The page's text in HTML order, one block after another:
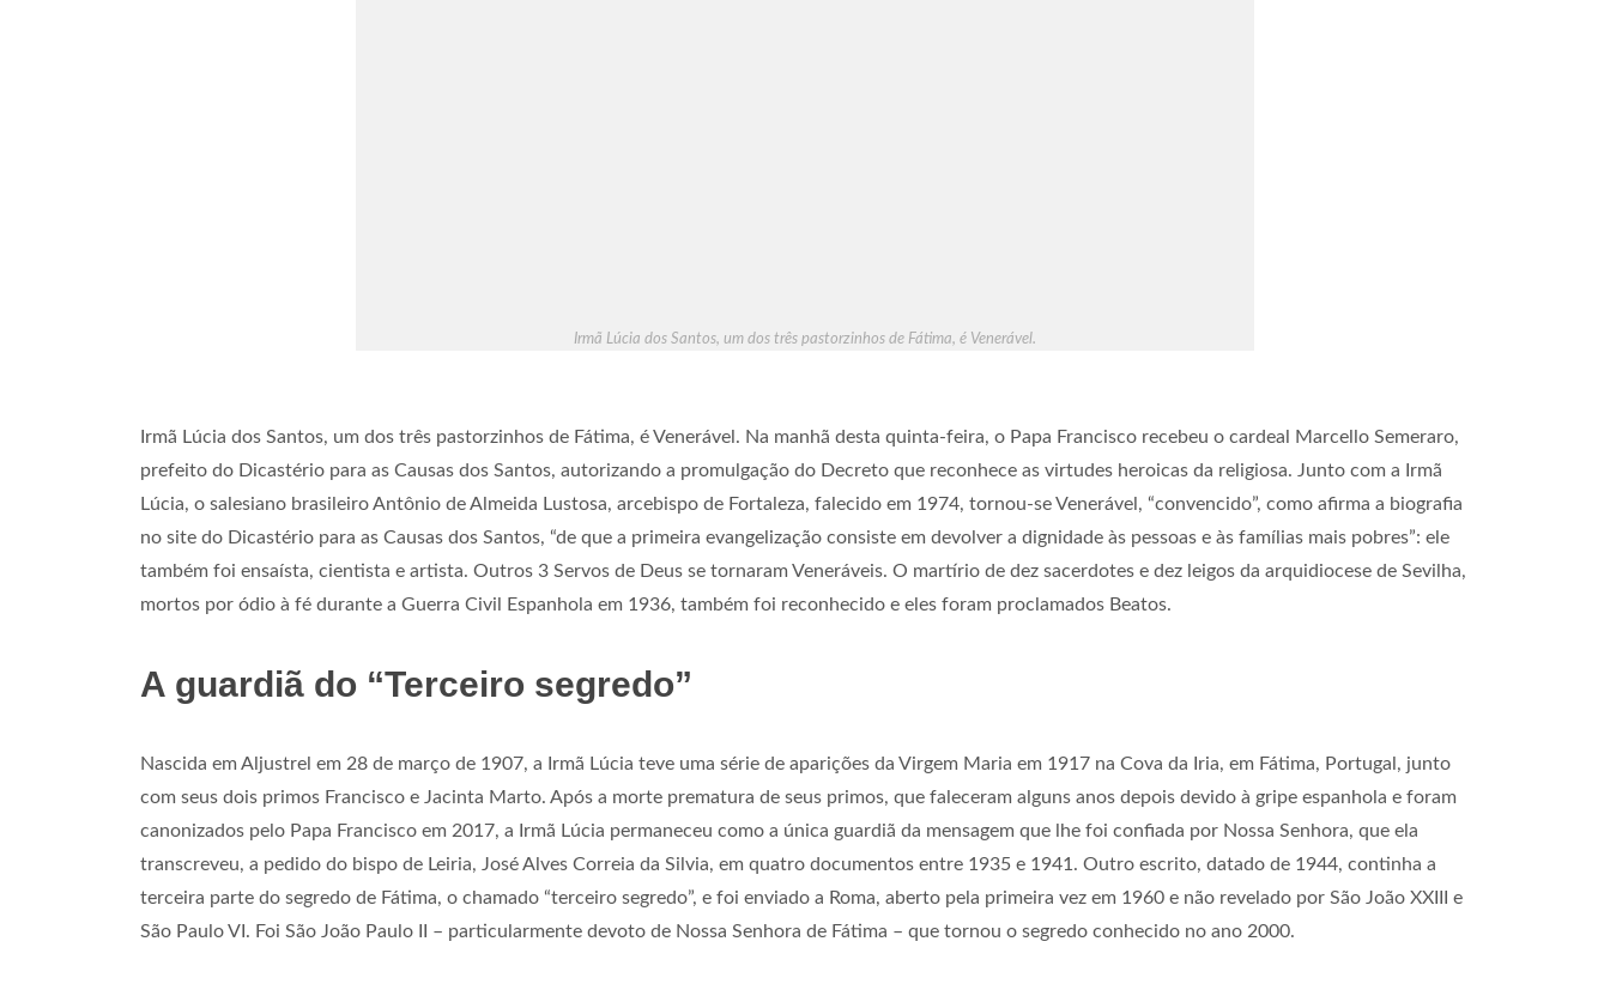
Irmã Lúcia dos Santos, um dos três pastorzinhos de Fátima, é Venerável.
Irmã Lúcia dos Santos, um dos três pastorzinhos de Fátima, é Venerável. Na manhã desta quinta-feira, o Papa Francisco recebeu o cardeal Marcello Semeraro,
prefeito do Dicastério para as Causas dos Santos, autorizando a promulgação do Decreto que reconhece as virtudes heroicas da religiosa. Junto com a Irmã
Lúcia, o salesiano brasileiro Antônio de Almeida Lustosa, arcebispo de Fortaleza, falecido em 1974, tornou-se Venerável, “convencido”, como afirma a biografia
no site do Dicastério para as Causas dos Santos, “de que a primeira evangelização consiste em devolver a dignidade às pessoas e às famílias mais pobres”: ele
também foi ensaísta, cientista e artista. Outros 3 Servos de Deus se tornaram Veneráveis. O martírio de dez sacerdotes e dez leigos da arquidiocese de Sevilha,
mortos por ódio à fé durante a Guerra Civil Espanhola em 1936, também foi reconhecido e eles foram proclamados Beatos.
A guardiã do “Terceiro segredo”
Nascida em Aljustrel em 28 de março de 1907, a Irmã Lúcia teve uma série de aparições da Virgem Maria em 1917 na Cova da Iria, em Fátima, Portugal, junto
com seus dois primos Francisco e Jacinta Marto. Após a morte prematura de seus primos, que faleceram alguns anos depois devido à gripe espanhola e foram
canonizados pelo Papa Francisco em 2017, a Irmã Lúcia permaneceu como a única guardiã da mensagem que lhe foi confiada por Nossa Senhora, que ela
transcreveu, a pedido do bispo de Leiria, José Alves Correia da Silvia, em quatro documentos entre 1935 e 1941. Outro escrito, datado de 1944, continha a
terceira parte do segredo de Fátima, o chamado “terceiro segredo”, e foi enviado a Roma, aberto pela primeira vez em 1960 e não revelado por São João XXIII e
São Paulo VI. Foi São João Paulo II – particularmente devoto de Nossa Senhora de Fátima – que tornou o segredo conhecido no ano 2000.